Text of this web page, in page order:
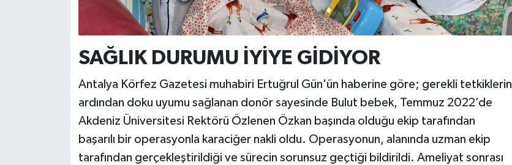
SAĞLIK DURUMU İYİYE GİDİYOR
Antalya Körfez Gazetesi muhabiri Ertuğrul Gün'ün haberine göre; gerekli tetkiklerin
ardından doku uyumu sağlanan donör sayesinde Bulut bebek, Temmuz 2022’de
Akdeniz Üniversitesi Rektörü Özlenen Özkan başında olduğu ekip tarafından
başarılı bir operasyonla karaciğer nakli oldu. Operasyonun, alanında uzman ekip
tarafından gerçekleştirildiği ve sürecin sorunsuz geçtiği bildirildi. Ameliyat sonrası